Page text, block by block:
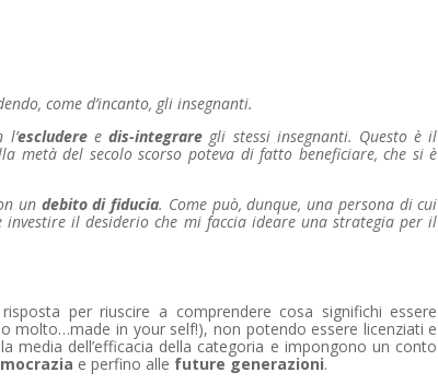
come d’incanto, gli insegnanti.
l’escludereedis-integrare gli stessi insegnanti. Questo è il
del secolo scorso poteva di fatto beneficiare, che si è
un debito di fiducia. Come può, dunque, una persona di cui
il desiderio che mi faccia ideare una strategia per il
per riuscire a comprendere cosa significhi essere
molto…made in your self!), non potendo essere licenziati e
media dell’efficacia della categoria e impongono un conto
e perfino alle future generazioni.